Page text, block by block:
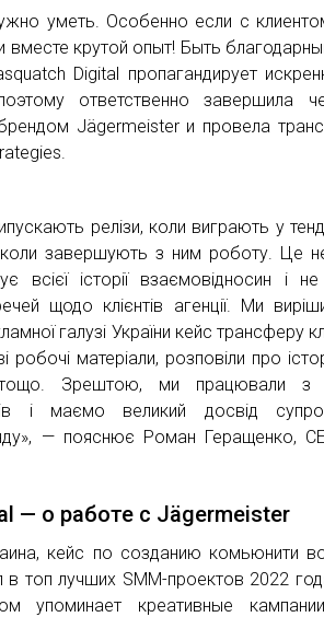
уметь. Особенно если с
вместе крутой опыт! Быть
Digital пропагандирует
ответственно завершила
Jägermeister и провела
релізи, коли виграють у
коли завершують з ним роботу. Це
всієї історії взаємовідносин і
щодо клієнтів агенції. Ми
галузі України кейс трансферу
робочі матеріали, розповіли про
Зрештою, ми працювали з
і маємо великий досвід
— пояснює Роман Геращенко,
— о работе с Jägermeister
кейс по созданию комьюнити
топ лучших SMM-проектов 2022
упоминает креативные